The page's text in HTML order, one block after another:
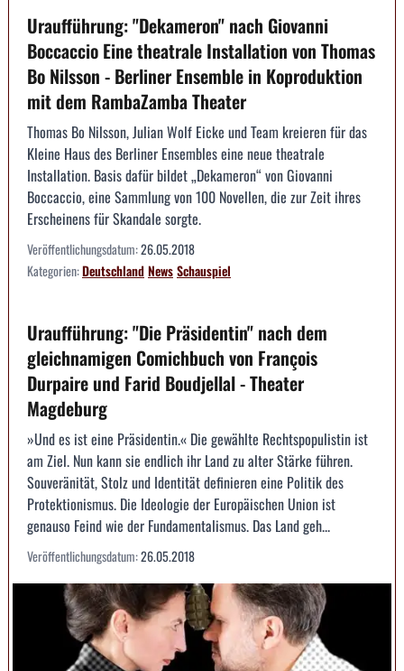
Uraufführung: "Dekameron" nach Giovanni
Boccaccio Eine theatrale Installation von Thomas
Bo Nilsson - Berliner Ensemble in Koproduktion
mit dem RambaZamba Theater
Thomas Bo Nilsson, Julian Wolf Eicke und Team kreieren für das
Kleine Haus des Berliner Ensembles eine neue theatrale
Installation. Basis dafür bildet „Dekameron“ von Giovanni
Boccaccio, eine Sammlung von 100 Novellen, die zur Zeit ihres
Erscheinens für Skandale sorgte.
Veröffentlichungsdatum:26.05.2018
Kategorien:DeutschlandNewsSchauspiel
Uraufführung: "Die Präsidentin" nach dem
gleichnamigen Comichbuch von François
Durpaire und Farid Boudjellal - Theater
Magdeburg
»Und es ist eine Präsidentin.« Die gewählte Rechtspopulistin ist
am Ziel. Nun kann sie endlich ihr Land zu alter Stärke führen.
Souveränität, Stolz und Identität definieren eine Politik des
Protektionismus. Die Ideologie der Europäischen Union ist
genauso Feind wie der Fundamentalismus. Das Land geh...
Veröffentlichungsdatum:26.05.2018